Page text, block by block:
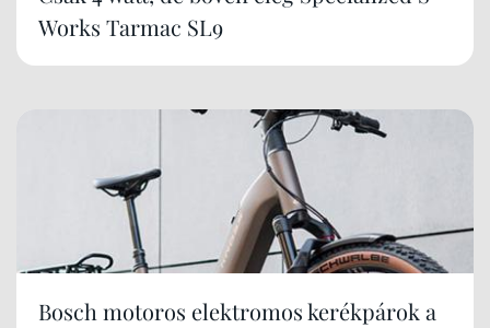
Works Tarmac SL9
Bosch motoros elektromos kerékpárok a